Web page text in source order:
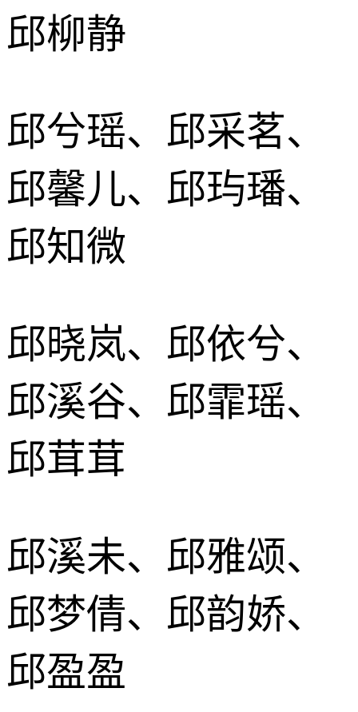
邱柳静
邱兮瑶、邱采茗、
邱馨儿、邱玙璠、
邱知微
邱晓岚、邱依兮、
邱溪谷、邱霏瑶、
邱茸茸
邱溪未、邱雅颂、
邱梦倩、邱韵娇、
邱盈盈